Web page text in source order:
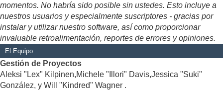
momentos. No habría sido posible sin ustedes. Esto incluye a
nuestros usuarios y especialmente suscriptores - gracias por
instalar y utilizar nuestro software, así como proporcionar
invaluable retroalimentación, reportes de errores y opiniones.
El Equipo
Gestión de Proyectos
Aleksi "Lex" Kilpinen,Michele "Illori" Davis,Jessica "Suki"
González, y Will "Kindred" Wagner .